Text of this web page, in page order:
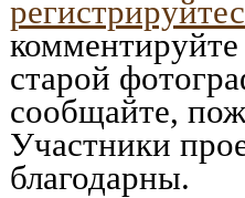
старой
сообщайте,
Участники
благодарны.